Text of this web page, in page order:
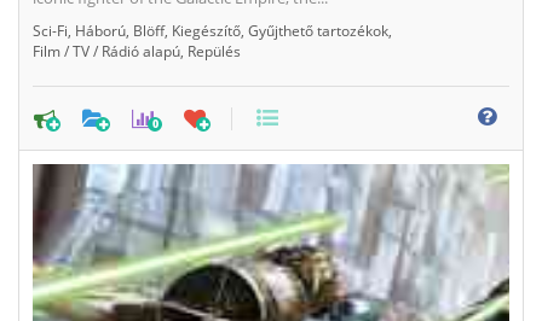
Sci-Fi, Háború, Blöff, Kiegészítő, Gyűjthető tartozékok,
Film / TV / Rádió alapú, Repülés
0